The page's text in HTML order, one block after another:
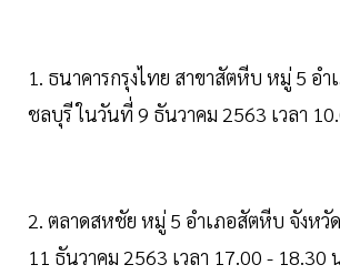
1. ธนาคารกรุงไทย สาขาสัตหีบ หมู่ 5 อ
ชลบุรี ในวันที่ 9 ธันวาคม 2563 เวลา
2. ตลาดสหชัย หมู่ 5 อำเภอสัตหีบ จังหวั
11 ธันวาคม 2563 เวลา 17.00 - 18.30